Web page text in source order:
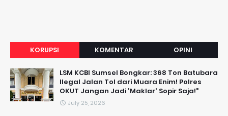
KORUPSI KOMENTAR OPINI
LSM KCBI Sumsel Bongkar: 368 Ton Batubara
Ilegal Jalan Tol dari Muara Enim! Polres
OKUT Jangan Jadi 'Maklar' Sopir Saja!"
July 25, 2026